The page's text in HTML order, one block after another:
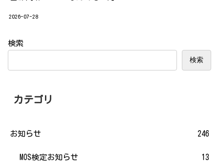
2026-07-28
検索
検索
カテゴリ
お知らせ 246
MOS検定お知らせ 13